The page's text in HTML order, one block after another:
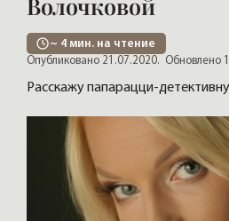
Волочковой
~ 4 мин. на чтение
Опубликовано 21.07.2020. Обновлено
Расскажу папарацци-